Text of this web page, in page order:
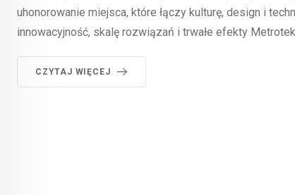
uhonorowanie miejsca, które łączy kulturę, design i
innowacyjność, skalę rozwiązań i trwałe efekty
CZYTAJ WIĘCEJ